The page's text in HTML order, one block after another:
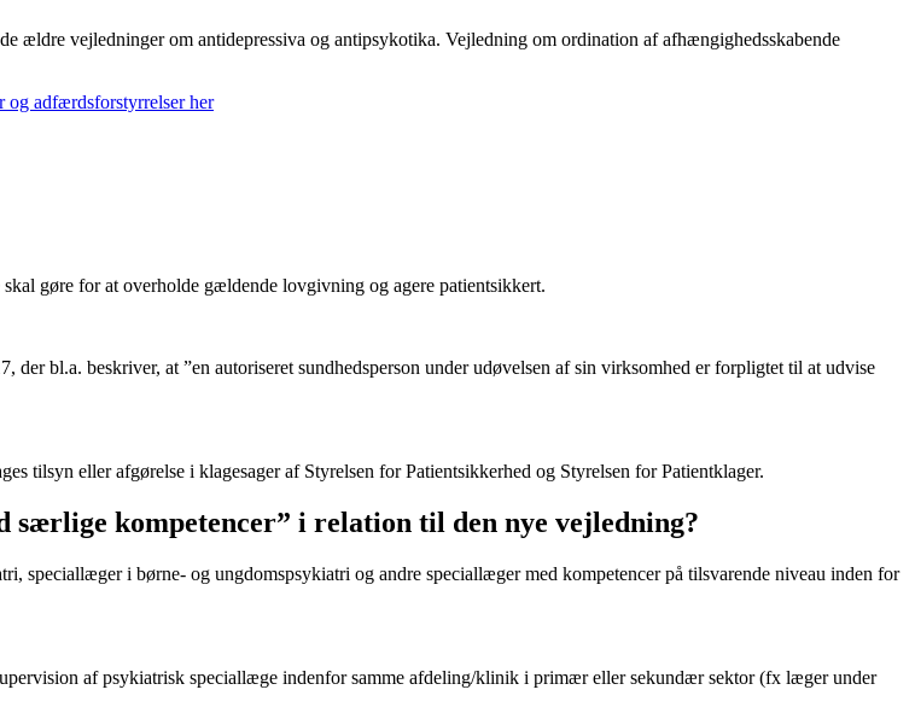
ældre vejledninger om antidepressiva og antipsykotika. Vejledning om ordination af afhængighedsskabende
og adfærdsforstyrrelser her
gøre for at overholde gældende lovgivning og agere patientsikkert.
bl.a. beskriver, at ”en autoriseret sundhedsperson under udøvelsen af sin virksomhed er forpligtet til at udvise
tilsyn eller afgørelse i klagesager af Styrelsen for Patientsikkerhed og Styrelsen for Patientklager.
kompetencer” i relation til den nye vejledning?
speciallæger i børne- og ungdomspsykiatri og andre speciallæger med kompetencer på tilsvarende niveau inden for
af psykiatrisk speciallæge indenfor samme afdeling/klinik i primær eller sekundær sektor (fx læger under